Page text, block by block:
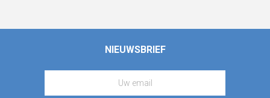
NIEUWSBRIEF